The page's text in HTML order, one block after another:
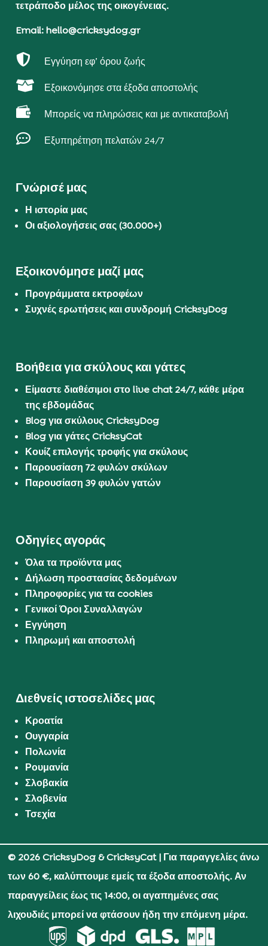
τετράποδο μέλος της οικογένειας.
Email: hello@cricksydog.gr
 Εγγύηση εφ’ όρου ζωής
 Εξοικονόμησε στα έξοδα αποστολής
 Μπορείς να πληρώσεις και με αντικαταβολή
 Εξυπηρέτηση πελατών 24/7
Γνώρισέ μας
Η ιστορία μας
Οι αξιολογήσεις σας (30.000+)
Εξοικονόμησε μαζί μας
Προγράμματα εκτροφέων
Συχνές ερωτήσεις και συνδρομή CricksyDog
Βοήθεια για σκύλους και γάτες
Είμαστε διαθέσιμοι στο live chat 24/7, κάθε μέρα
της εβδομάδας
Blog για σκύλους CricksyDog
Blog για γάτες CricksyCat
Κουίζ επιλογής τροφής για σκύλους
Παρουσίαση 72 φυλών σκύλων
Παρουσίαση 39 φυλών γατών
Οδηγίες αγοράς
Όλα τα προϊόντα μας
Δήλωση προστασίας δεδομένων
Πληροφορίες για τα cookies
Γενικοί Όροι Συναλλαγών
Εγγύηση
Πληρωμή και αποστολή
Διεθνείς ιστοσελίδες μας
Κροατία
Ουγγαρία
Πολωνία
Ρουμανία
Σλοβακία
Σλοβενία
Τσεχία
© 2026 CricksyDog & CricksyCat| Για παραγγελίες άνω
των 60 €, καλύπτουμε εμείς τα έξοδα αποστολής. Αν
παραγγείλεις έως τις 14:00, οι αγαπημένες σας
λιχουδιές μπορεί να φτάσουν ήδη την επόμενη μέρα.